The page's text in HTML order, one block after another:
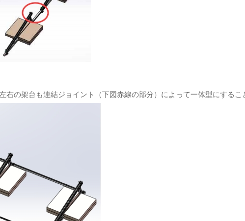
の架台も連結ジョイント（下図赤線の部分）によって一体型にするこ